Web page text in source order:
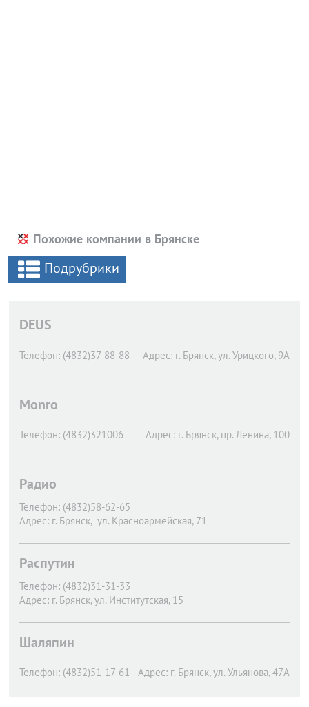
Похожие компании в Брянске
Подрубрики
DEUS
Телефон: (4832)37-88-88 Адрес: г. Брянск, ул. Урицкого, 9А
Monro
Телефон: (4832)321006 Адрес: г. Брянск, пр. Ленина, 100
Радио
Телефон: (4832)58-62-65
Адрес: г. Брянск, ул. Красноармейская, 71
Распутин
Телефон: (4832)31-31-33
Адрес: г. Брянск, ул. Институтская, 15
Шаляпин
Телефон: (4832)51-17-61 Адрес: г. Брянск, ул. Ульянова, 47А